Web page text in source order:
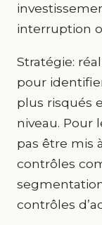
interruption
Stratégie:
pour
plus risqués
niveau. Pour
pas être mis
contrôles
contrôles